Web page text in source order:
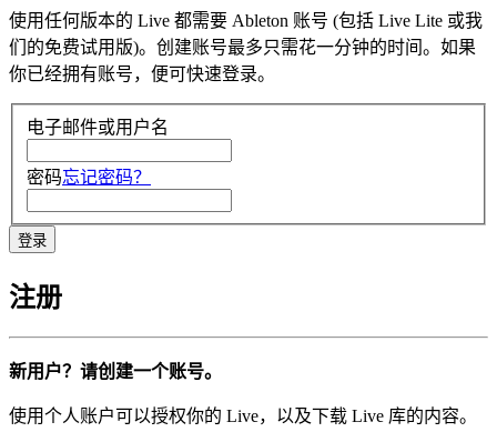
使用任何版本的 Live 都需要 Ableton 账号 (包括 Live Lite 或我
们的免费试用版)。创建账号最多只需花一分钟的时间。如果
你已经拥有账号，便可快速登录。
电子邮件或用户名
密码忘记密码？
注册
新用户？请创建一个账号。
使用个人账户可以授权你的 Live，以及下载 Live 库的内容。